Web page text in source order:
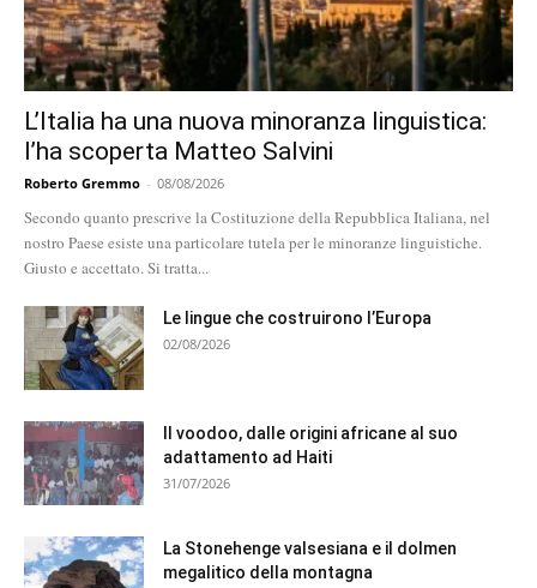
L’Italia ha una nuova minoranza linguistica:
l’ha scoperta Matteo Salvini
Roberto Gremmo - 08/08/2026
Secondo quanto prescrive la Costituzione della Repubblica Italiana, nel
nostro Paese esiste una particolare tutela per le minoranze linguistiche.
Giusto e accettato. Si tratta...
Le lingue che costruirono l’Europa
02/08/2026
Il voodoo, dalle origini africane al suo
adattamento ad Haiti
31/07/2026
La Stonehenge valsesiana e il dolmen
megalitico della montagna